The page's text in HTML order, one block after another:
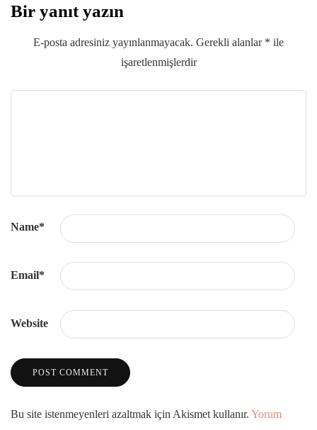
Bir yanıt yazın
E-posta adresiniz yayınlanmayacak. Gerekli alanlar * ile
işaretlenmişlerdir
Name*
Email*
Website
Bu site istenmeyenleri azaltmak için Akismet kullanır. Yorum